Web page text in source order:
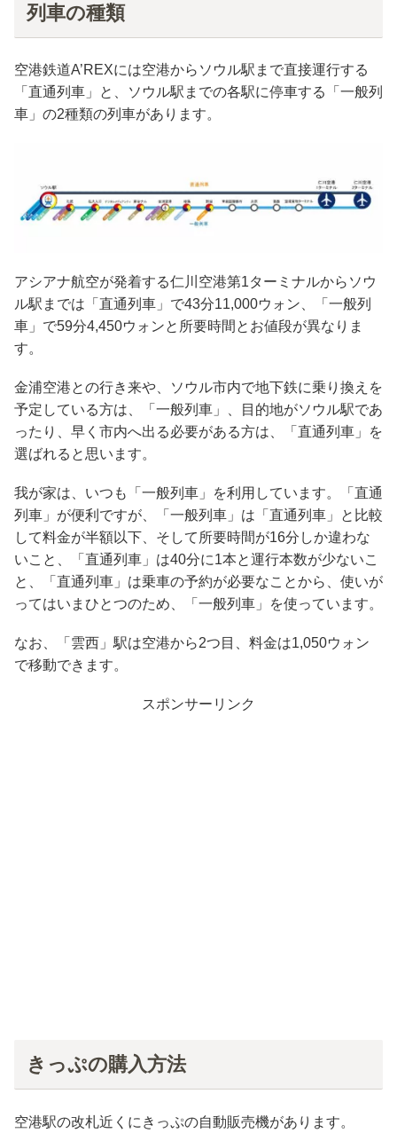
列車の種類
空港鉄道A’REXには空港からソウル駅まで直接運行する
「直通列車」と、ソウル駅までの各駅に停車する「一般列
車」の2種類の列車があります。
アシアナ航空が発着する仁川空港第1ターミナルからソウ
ル駅までは「直通列車」で43分11,000ウォン、「一般列
車」で59分4,450ウォンと所要時間とお値段が異なりま
す。
金浦空港との行き来や、ソウル市内で地下鉄に乗り換えを
予定している方は、「一般列車」、目的地がソウル駅であ
ったり、早く市内へ出る必要がある方は、「直通列車」を
選ばれると思います。
我が家は、いつも「一般列車」を利用しています。「直通
列車」が便利ですが、「一般列車」は「直通列車」と比較
して料金が半額以下、そして所要時間が16分しか違わな
いこと、「直通列車」は40分に1本と運行本数が少ないこ
と、「直通列車」は乗車の予約が必要なことから、使いが
ってはいまひとつのため、「一般列車」を使っています。
なお、「雲西」駅は空港から2つ目、料金は1,050ウォン
で移動できます。
スポンサーリンク
きっぷの購入方法
空港駅の改札近くにきっぷの自動販売機があります。